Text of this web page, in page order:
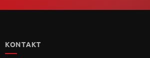
KONTAKT